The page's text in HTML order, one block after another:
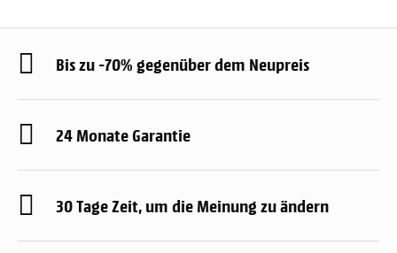
Bis zu -70% gegenüber dem Neupreis
24 Monate Garantie
30 Tage Zeit, um die Meinung zu ändern